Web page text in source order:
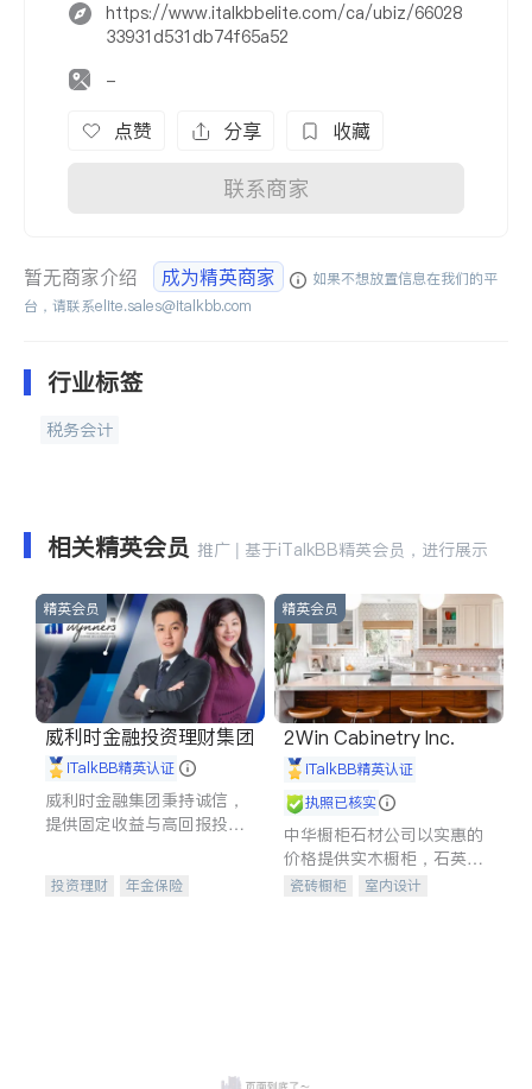
https://www.italkbbelite.com/ca/ubiz/66028
33931d531db74f65a52
-
点赞 分享 收藏
联系商家
暂无商家介绍 成为精英商家
如果不想放置信息在我们的平
台，请联系elite.sales@italkbb.com
行业标签
税务会计
相关精英会员 推广 | 基于iTalkBB精英会员，进行展示
精英会员
威利时金融投资理财集团
iTalkBB精英认证
威利时金融集团秉持诚信，
提供固定收益与高回报投资
合，助力客户实现目标
投资理财
年金保险
精英会员
2Win Cabinetry Inc.
iTalkBB精英认证
执照已核实
中华橱柜石材公司以实惠的
价格提供实木橱柜，石英石
台面，多种优质不锈钢水
瓷砖橱柜
室内设计